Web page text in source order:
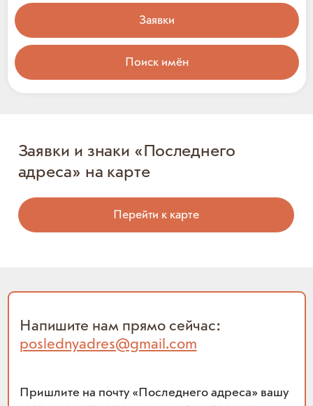
Заявки
Поиск имён
Заявки и знаки «Последнего
адреса» на карте
Перейти к карте
Напишите нам прямо сейчас:
poslednyadres@gmail.com
Пришлите на почту «Последнего адреса» вашу